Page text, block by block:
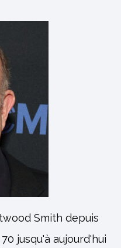
Smith depuis
jusqu'à aujourd'hui